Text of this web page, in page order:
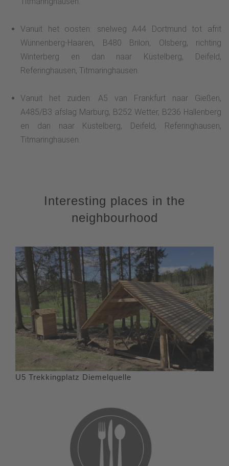
Vanuit het oosten: snelweg A44 Dortmund tot afrit
Wünnenberg-Haaren, B480 Brilon, Olsberg, richting
Winterberg en dan naar Küstelberg, Deifeld,
Referinghausen, Titmaringhausen.
Vanuit het zuiden: A5 van Frankfurt naar Gießen,
A485/B3 afslag Marburg, B252 Wetter, B236 Hallenberg
en dan naar Küstelberg, Deifeld, Referinghausen,
Titmaringhausen.
Interesting places in the
neighbourhood
U5 Trekkingplatz Diemelquelle